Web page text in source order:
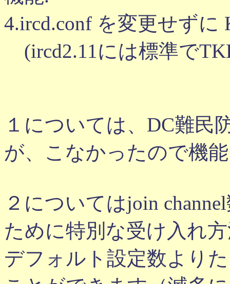
4.ircd.conf を変更せずに
(ircd2.11には標準で
１については、DC難民
が、こなかったので機
２についてはjoin
ために特別な受け入れ
デフォルト設定数より